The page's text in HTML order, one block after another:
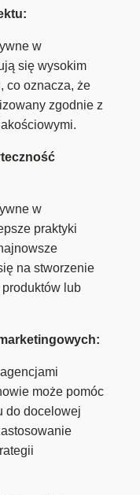
w
się wysokim
co oznacza, że
zgodnie z
w
praktyki
na stworzenie
lub
może pomóc
do docelowej